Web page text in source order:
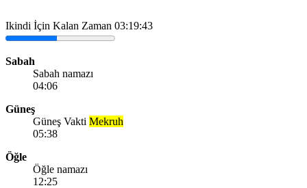
Ikindi İçin Kalan Zaman 03:19:43
Sabah
Sabah namazı
04:06
Güneş
Güneş Vakti Mekruh
05:38
Öğle
Öğle namazı
12:25